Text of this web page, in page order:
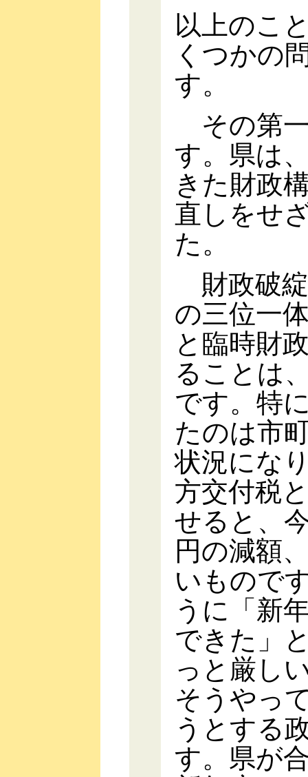
以上のこ
くつかの
す。
その第
す。県は
きた財政
直しをせ
た。
財政破
の三位一
と臨時財
ることは
です。特
たのは市
状況にな
方交付税
せると、
円の減額
いもので
うに「新
できた」
っと厳し
そうやっ
うとする
す。県が